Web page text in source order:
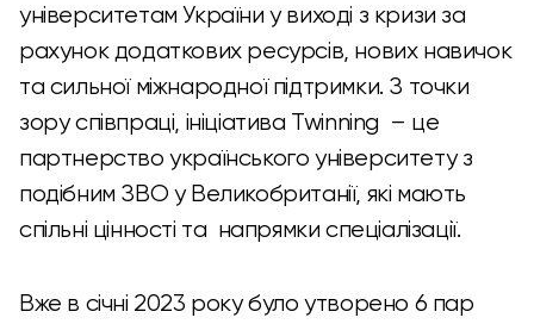
університетам України у виході з кризи за
рахунок додаткових ресурсів, нових навичок
та сильної міжнародної підтримки. З точки
зору співпраці, ініціатива Twinning – це
партнерство українського університету з
подібним ЗВО у Великобританії, які мають
спільні цінності та напрямки спеціалізації.
Вже в січні 2023 року було утворено 6 пар